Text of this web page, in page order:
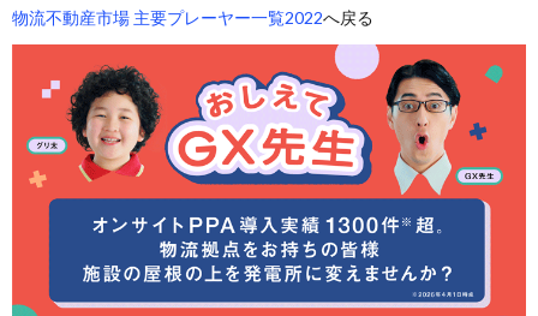
物流不動産市場 主要プレーヤー一覧2022へ戻る